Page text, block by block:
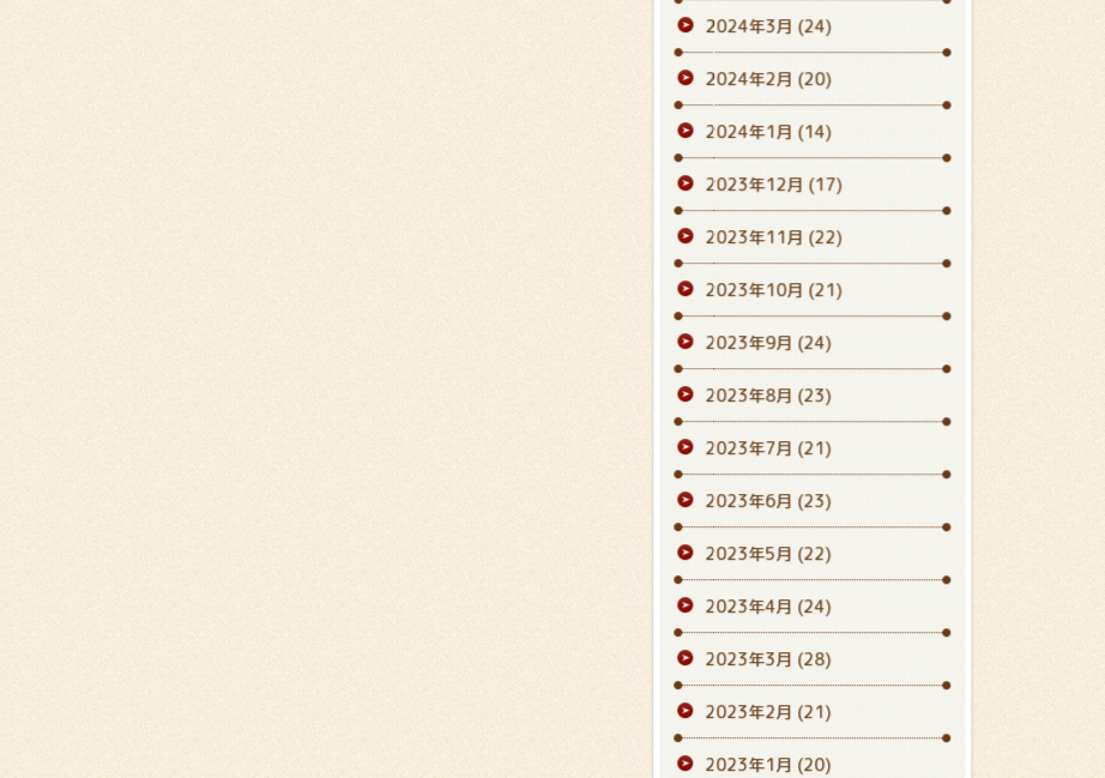
2024年3月 (24)
2024年2月 (20)
2024年1月 (14)
2023年12月 (17)
2023年11月 (22)
2023年10月 (21)
2023年9月 (24)
2023年8月 (23)
2023年7月 (21)
2023年6月 (23)
2023年5月 (22)
2023年4月 (24)
2023年3月 (28)
2023年2月 (21)
2023年1月 (20)